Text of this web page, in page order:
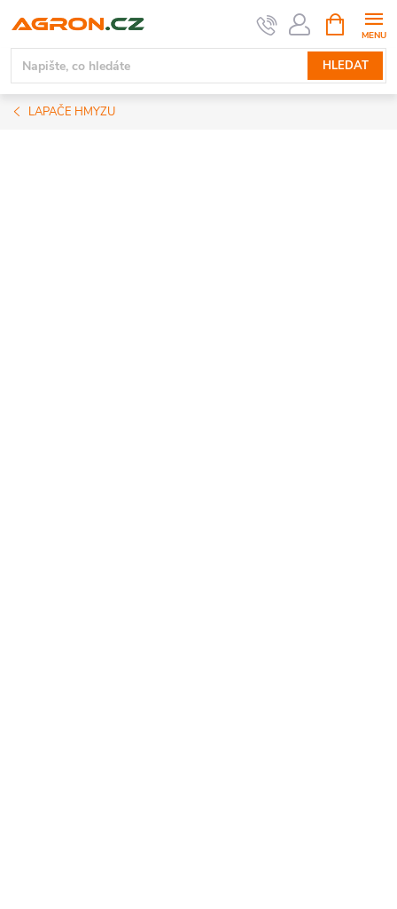
na
obsah
HLEDAT
NÁKUPNÍ
KOŠÍK
LAPAČE HMYZU